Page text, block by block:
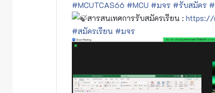
#MCUTCAS66 #MCU #มจร #รับสมัคร
สารสนเทศการรับสมัครเรียน : https://
#สมัครเรียน #มจร